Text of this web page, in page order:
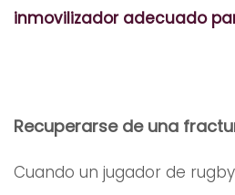
inmovilizador adecuado
Recuperarse de una
Cuando un jugador de